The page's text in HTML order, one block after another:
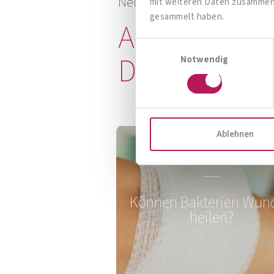
gesammelt haben.
Notwendig
Ablehnen
Alles rund
Können Bakterien
heilen?